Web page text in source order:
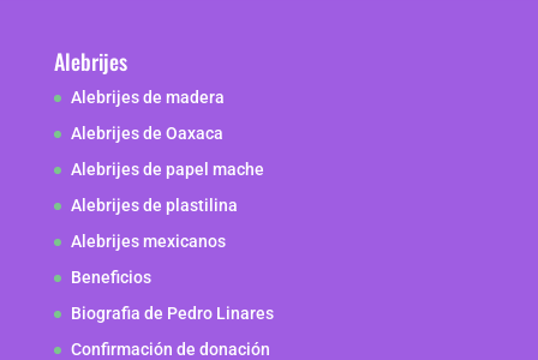
Alebrijes
Alebrijes de madera
Alebrijes de Oaxaca
Alebrijes de papel mache
Alebrijes de plastilina
Alebrijes mexicanos
Beneficios
Biografia de Pedro Linares
Confirmación de donación